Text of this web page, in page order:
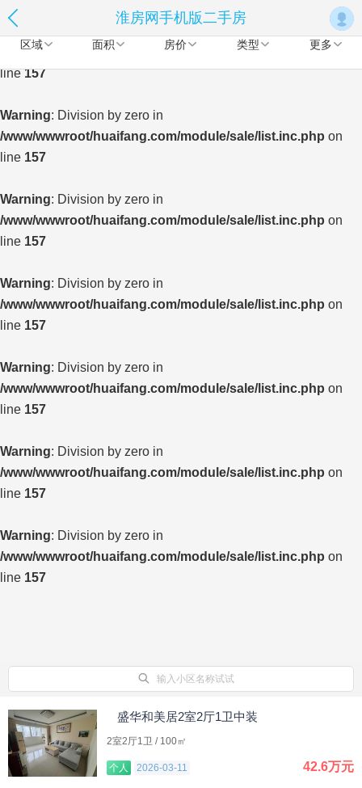
Warning
/www/wwwroot/huaifang.com/module/sale/list.inc.phpon
line157
Warning: Division by zero in
/www/wwwroot/huaifang.com/module/sale/list.inc.php on
line 157
Warning: Division by zero in
/www/wwwroot/huaifang.com/module/sale/list.inc.php on
line 157
Warning: Division by zero in
/www/wwwroot/huaifang.com/module/sale/list.inc.php on
line 157
Warning: Division by zero in
/www/wwwroot/huaifang.com/module/sale/list.inc.php on
line 157
Warning: Division by zero in
/www/wwwroot/huaifang.com/module/sale/list.inc.php on
line 157
Warning: Division by zero in
/www/wwwroot/huaifang.com/module/sale/list.inc.php on
line 157
淮房网手机版二手房
区域 面积 房价 类型 更多
输入小区名称试试
盛华和美居2室2厅1卫中装
2室2厅1卫 / 100㎡
个人 2026-03-11 42.6万元